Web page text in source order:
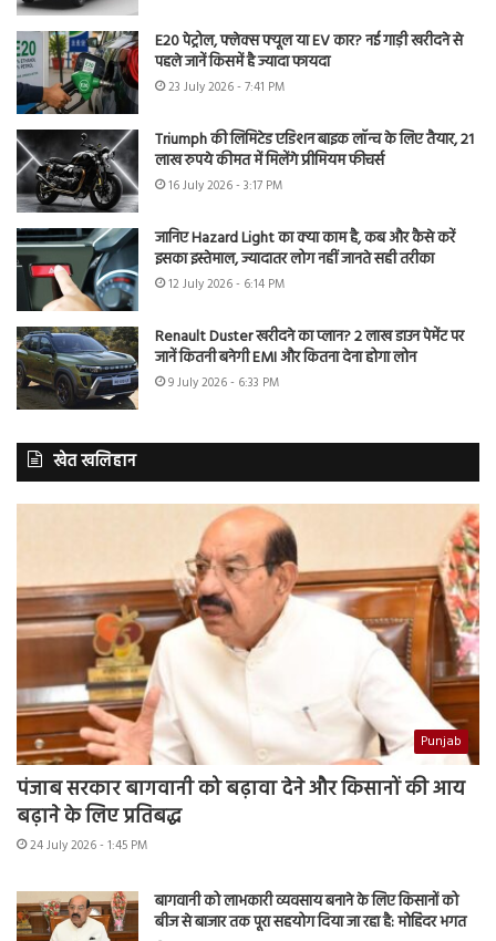
E20 पेट्रोल, फ्लेक्स फ्यूल या EV कार? नई गाड़ी खरीदने से
पहले जानें किसमें है ज्यादा फायदा
23 July 2026 - 7:41 PM
Triumph की लिमिटेड एडिशन बाइक लॉन्च के लिए तैयार, 21
लाख रुपये कीमत में मिलेंगे प्रीमियम फीचर्स
16 July 2026 - 3:17 PM
जानिए Hazard Light का क्या काम है, कब और कैसे करें
इसका इस्तेमाल, ज्यादातर लोग नहीं जानते सही तरीका
12 July 2026 - 6:14 PM
Renault Duster खरीदने का प्लान? 2 लाख डाउन पेमेंट पर
जानें कितनी बनेगी EMI और कितना देना होगा लोन
9 July 2026 - 6:33 PM
खेत खलिहान
Punjab
पंजाब सरकार बागवानी को बढ़ावा देने और किसानों की आय
बढ़ाने के लिए प्रतिबद्ध
24 July 2026 - 1:45 PM
बागवानी को लाभकारी व्यवसाय बनाने के लिए किसानों को
बीज से बाजार तक पूरा सहयोग दिया जा रहा है: मोहिंदर भगत